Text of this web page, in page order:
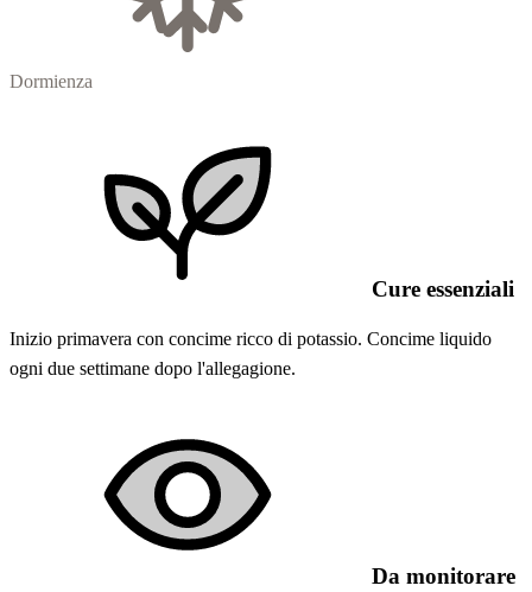
Dormienza
Cure essenziali
Inizio primavera con concime ricco di potassio. Concime liquido
ogni due settimane dopo l'allegagione.
Da monitorare